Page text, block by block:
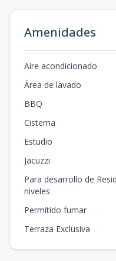
Amenidades
Aire acondicionado
Área de lavado
BBQ
Cisterna
Estudio
Jacuzzi
Para desarrollo de
niveles
Permitido fumar
Terraza Exclusiva